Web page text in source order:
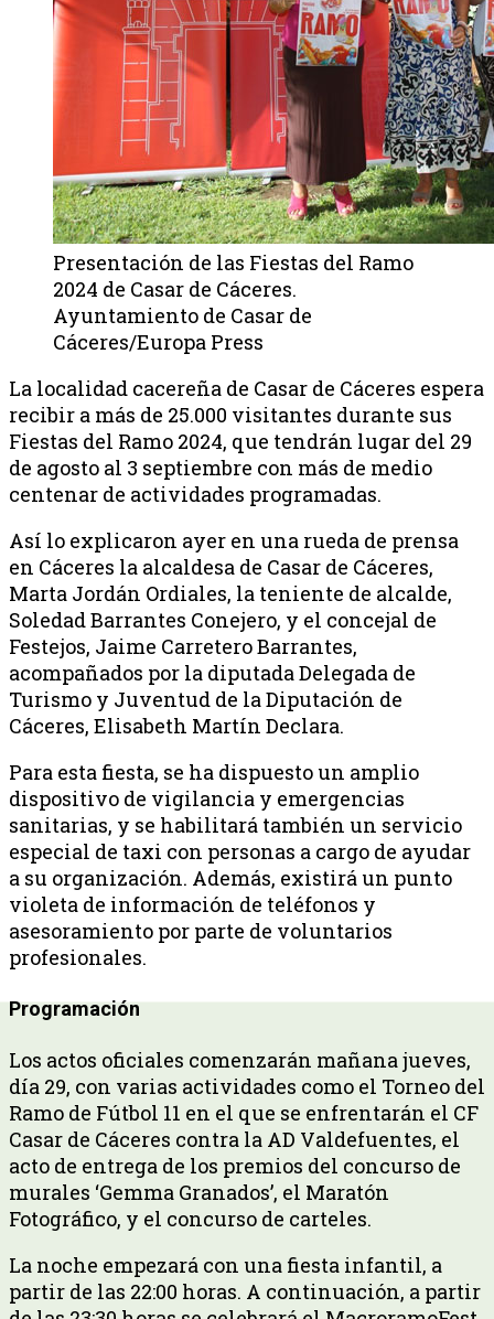
Presentación de las Fiestas del Ramo
2024 de Casar de Cáceres.
Ayuntamiento de Casar de
Cáceres/Europa Press
La localidad cacereña de Casar de Cáceres espera
recibir a más de 25.000 visitantes durante sus
Fiestas del Ramo 2024, que tendrán lugar del 29
de agosto al 3 septiembre con más de medio
centenar de actividades programadas.
Así lo explicaron ayer en una rueda de prensa
en Cáceres la alcaldesa de Casar de Cáceres,
Marta Jordán Ordiales, la teniente de alcalde,
Soledad Barrantes Conejero, y el concejal de
Festejos, Jaime Carretero Barrantes,
acompañados por la diputada Delegada de
Turismo y Juventud de la Diputación de
Cáceres, Elisabeth Martín Declara.
Para esta fiesta, se ha dispuesto un amplio
dispositivo de vigilancia y emergencias
sanitarias, y se habilitará también un servicio
especial de taxi con personas a cargo de ayudar
a su organización. Además, existirá un punto
violeta de información de teléfonos y
asesoramiento por parte de voluntarios
profesionales.
Programación
Los actos oficiales comenzarán mañana jueves,
día 29, con varias actividades como el Torneo del
Ramo de Fútbol 11 en el que se enfrentarán el CF
Casar de Cáceres contra la AD Valdefuentes, el
acto de entrega de los premios del concurso de
murales ‘Gemma Granados’, el Maratón
Fotográfico, y el concurso de carteles.
La noche empezará con una fiesta infantil, a
partir de las 22:00 horas. A continuación, a partir